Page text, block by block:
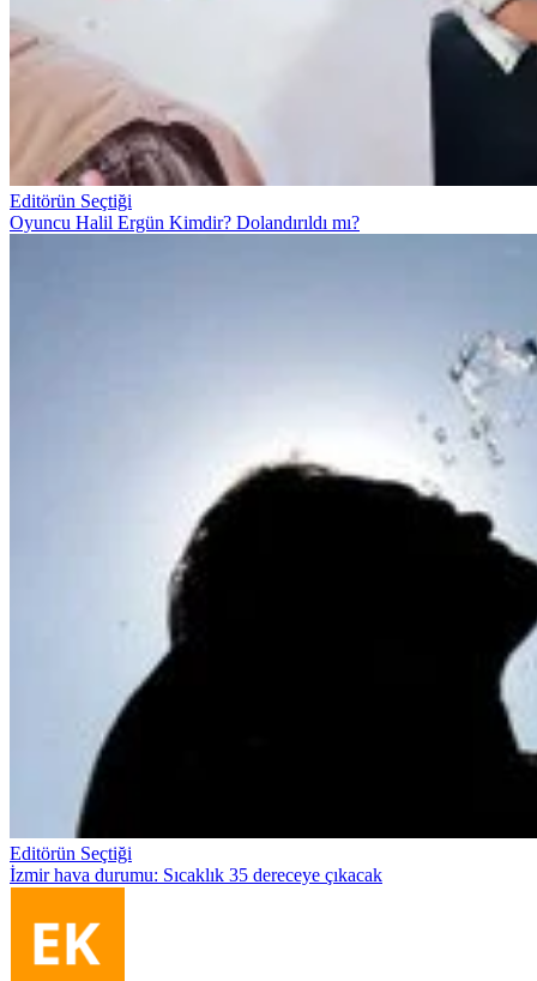
Editörün Seçtiği
Oyuncu Halil Ergün Kimdir? Dolandırıldı mı?
Editörün Seçtiği
İzmir hava durumu: Sıcaklık 35 dereceye çıkacak